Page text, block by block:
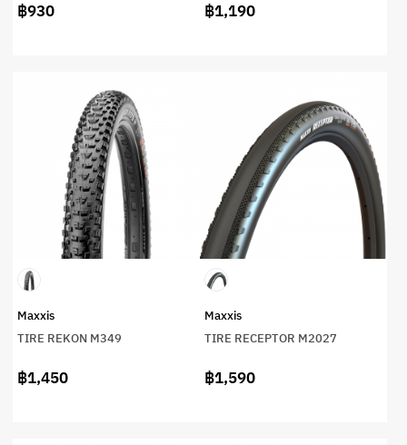
฿930 ฿1,190
Maxxis
TIRE REKON M349
฿1,450
Maxxis
TIRE RECEPTOR M2027
฿1,590